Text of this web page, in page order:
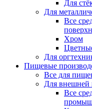
Для
Для
Все
Хром
Для
Пищевые
Все для
Для внешней
Все